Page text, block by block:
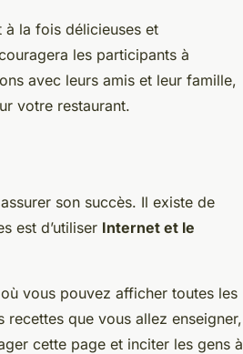
à la fois délicieuses et
les participants à
avec leurs amis et leur famille,
votre restaurant.
son succès. Il existe de
est d’utiliser Internet et le
vous pouvez afficher toutes les
que vous allez enseigner,
cette page et inciter les gens à